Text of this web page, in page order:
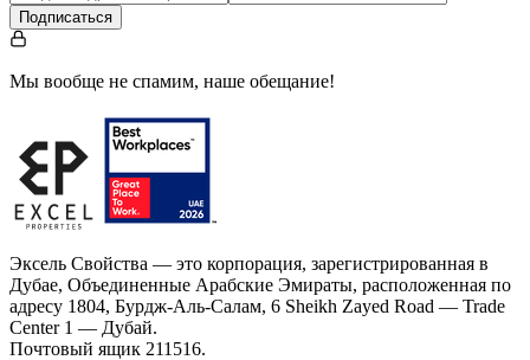
Подписаться
Мы вообще не спамим, наше обещание!
Эксель Свойства — это корпорация, зарегистрированная в
Дубае, Объединенные Арабские Эмираты, расположенная по
адресу 1804, Бурдж-Аль-Салам, 6 Sheikh Zayed Road — Trade
Center 1 — Дубай.
Почтовый ящик 211516.